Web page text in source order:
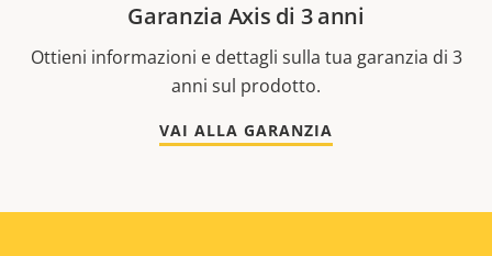
Garanzia Axis di 3 anni
Ottieni informazioni e dettagli sulla tua garanzia di 3
anni sul prodotto.
VAI ALLA GARANZIA